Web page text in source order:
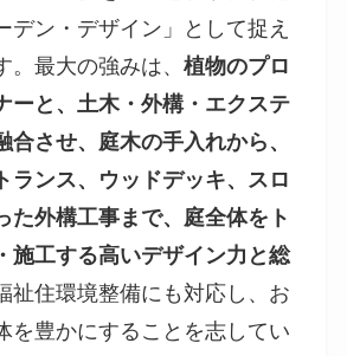
デン・デザイン」として捉え
。最大の強みは、植物のプロ
ーと、土木・外構・エクステ
合させ、庭木の手入れから、
ランス、ウッドデッキ、スロ
た外構工事まで、庭全体をト
施工する高いデザイン力と総
祉住環境整備にも対応し、お
を豊かにすることを志してい